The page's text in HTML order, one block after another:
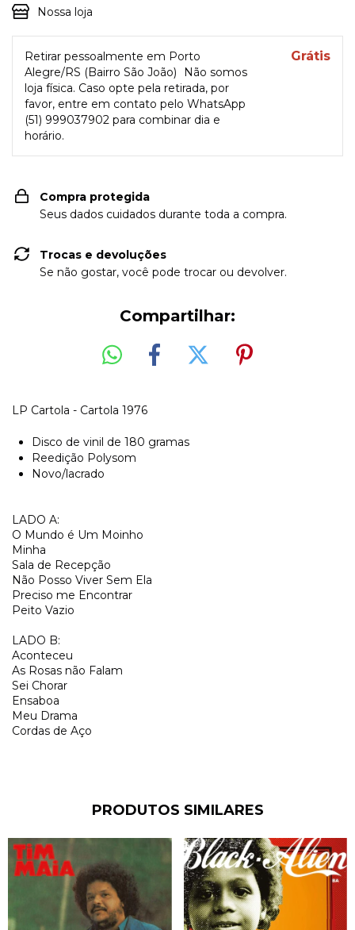
Nossa loja
Retirar pessoalmente em Porto
Alegre/RS (Bairro São João)
Não somos
loja física. Caso opte pela retirada, por
favor, entre em contato pelo WhatsApp
(51) 999037902 para combinar dia e
horário.
Grátis
Compra protegida
Seus dados cuidados durante toda a compra.
Trocas e devoluções
Se não gostar, você pode trocar ou devolver.
Compartilhar:
LP Cartola - Cartola 1976
Disco de vinil de 180 gramas
Reedição Polysom
Novo/lacrado
LADO A:
O Mundo é Um Moinho
Minha
Sala de Recepção
Não Posso Viver Sem Ela
Preciso me Encontrar
Peito Vazio
LADO B:
Aconteceu
As Rosas não Falam
Sei Chorar
Ensaboa
Meu Drama
Cordas de Aço
PRODUTOS SIMILARES